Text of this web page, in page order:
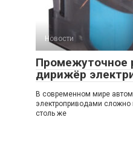
Новости
Промежуточное
дирижёр
В современном мире
электроприводами сложно
столь же